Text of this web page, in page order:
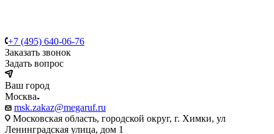
+7 (495) 640-06-76
Заказать звонок
Задать вопрос
Ваш город
Москва
msk.zakaz@megaruf.ru
Московская область, городской округ, г. Химки, ул
Ленинградская улица, дом 1